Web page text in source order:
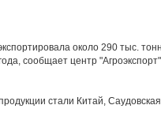
около 290 тыс.
сообщает центр
стали Китай,